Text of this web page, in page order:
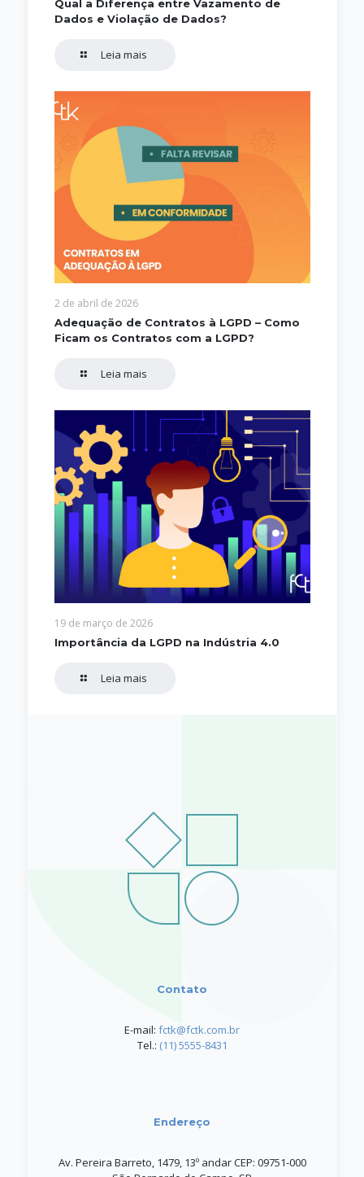
Qual a Diferença entre Vazamento de
Dados e Violação de Dados?
Leia mais
2 de abril de 2026
Adequação de Contratos à LGPD – Como
Ficam os Contratos com a LGPD?
Leia mais
19 de março de 2026
Importância da LGPD na Indústria 4.0
Leia mais
Contato
E-mail: fctk@fctk.com.br
Tel.: (11) 5555-8431
Endereço
Av. Pereira Barreto, 1479, 13º andar CEP: 09751-000